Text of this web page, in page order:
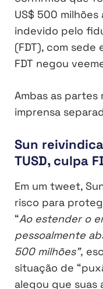
US$ 500
indevido pelo
(FDT), com sede
FDT negou
Ambas as partes
imprensa
Sun
TUSD, culpa
Em um tweet,
risco para
“Ao estender o
pessoalmente
500 milhões”,
situação de
alegou que suas